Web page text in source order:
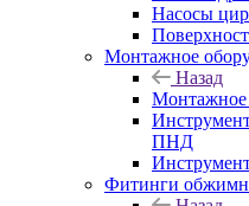
Насосы
Монтажное
Назад
Монтажное
ПНД
Фитинги